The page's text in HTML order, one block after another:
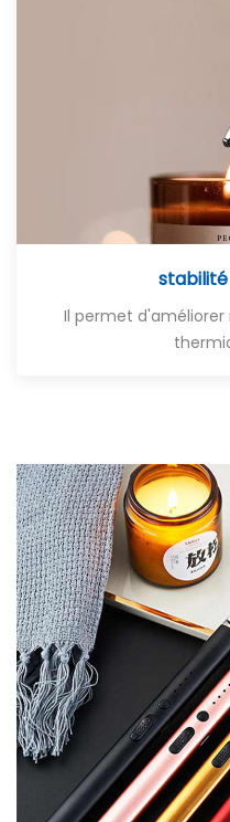
Il permet